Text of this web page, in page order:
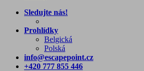
Sledujte nás!
Prohlídky
Belgická
Polská
info@escapepoint.cz
+420 777 855 446